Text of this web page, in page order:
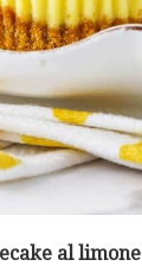
al limone